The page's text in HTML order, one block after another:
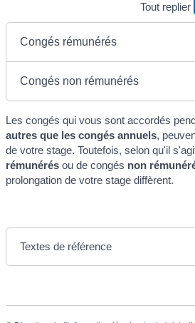
Tout replier
Congés rémunérés
Congés non rémunérés
Les congés qui vous sont accordés
autres que les congés annuels,
de votre stage. Toutefois, selon qu'il
rémunérés ou de congés non
prolongation de votre stage diffèrent.
Textes de référence